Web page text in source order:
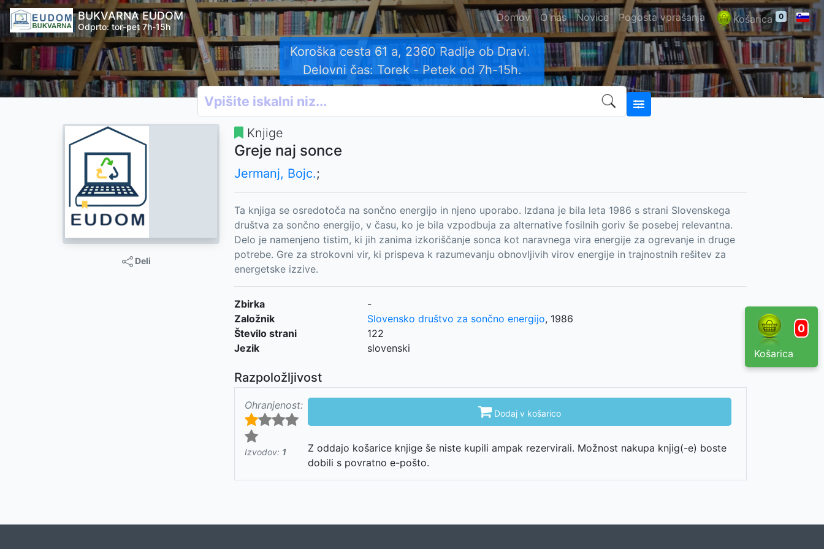
BUKVARNA EUDOM
Odprto: tor-pet 7h-15h
Domov O nas Novice Pogosta vprašanja Košarica 0
Koroška cesta 61 a, 2360 Radlje ob Dravi.
Delovni čas: Torek - Petek od 7h-15h.
0
Košarica
Deli
Knjige
Greje naj sonce
Jermanj, Bojc.;
Ta knjiga se osredotoča na sončno energijo in njeno uporabo. Izdana je bila leta 1986 s strani Slovenskega
društva za sončno energijo, v času, ko je bila vzpodbuja za alternative fosilnih goriv še posebej relevantna.
Delo je namenjeno tistim, ki jih zanima izkoriščanje sonca kot naravnega vira energije za ogrevanje in druge
potrebe. Gre za strokovni vir, ki prispeva k razumevanju obnovljivih virov energije in trajnostnih rešitev za
energetske izzive.
Zbirka
-
Založnik
Slovensko društvo za sončno energijo, 1986
Število strani
122
Jezik
slovenski
Razpoložljivost
Ohranjenost:
Izvodov: 1
 Dodaj v košarico
Z oddajo košarice knjige še niste kupili ampak rezervirali. Možnost nakupa knjig(-e) boste
dobili s povratno e-pošto.